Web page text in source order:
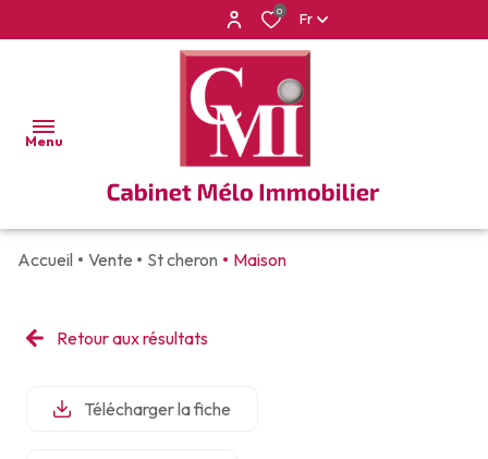
0 Fr
Menu
VENTES
APPARTEMENTS
ET
BIEN
Accueil Vente St cheron Maison
Retour aux résultats
Télécharger la fiche